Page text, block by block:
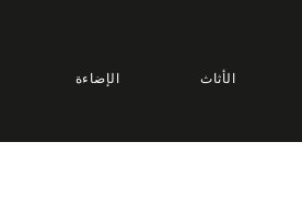
الأثاث الإضاءة